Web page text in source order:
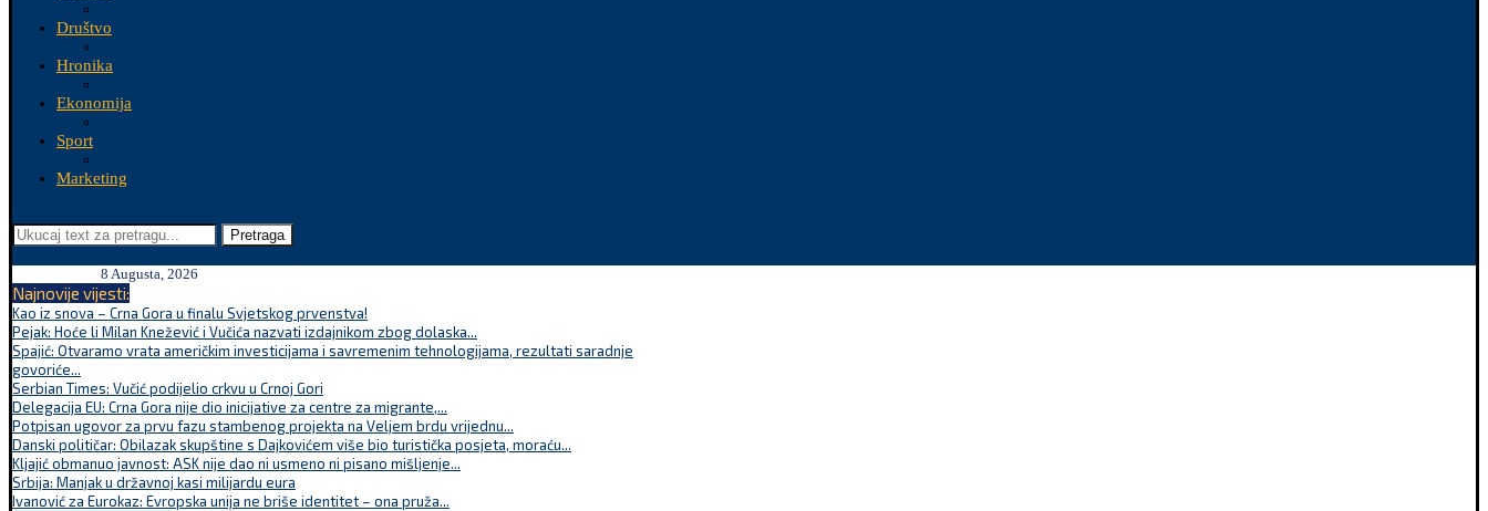
Društvo
Hronika
Ekonomija
Sport
Marketing
Pretraga
8 Augusta, 2026
Najnovije vijesti:
Kao iz snova – Crna Gora u finalu Svjetskog prvenstva!
Pejak: Hoće li Milan Knežević i Vučića nazvati izdajnikom zbog dolaska...
Spajić: Otvaramo vrata američkim investicijama i savremenim tehnologijama, rezultati saradnje
govoriće...
Serbian Times: Vučić podijelio crkvu u Crnoj Gori
Delegacija EU: Crna Gora nije dio inicijative za centre za migrante,...
Potpisan ugovor za prvu fazu stambenog projekta na Veljem brdu vrijednu...
Danski političar: Obilazak skupštine s Dajkovićem više bio turistička posjeta, moraću...
Kljajić obmanuo javnost: ASK nije dao ni usmeno ni pisano mišljenje...
Srbija: Manjak u državnoj kasi milijardu eura
Ivanović za Eurokaz: Evropska unija ne briše identitet – ona pruža...